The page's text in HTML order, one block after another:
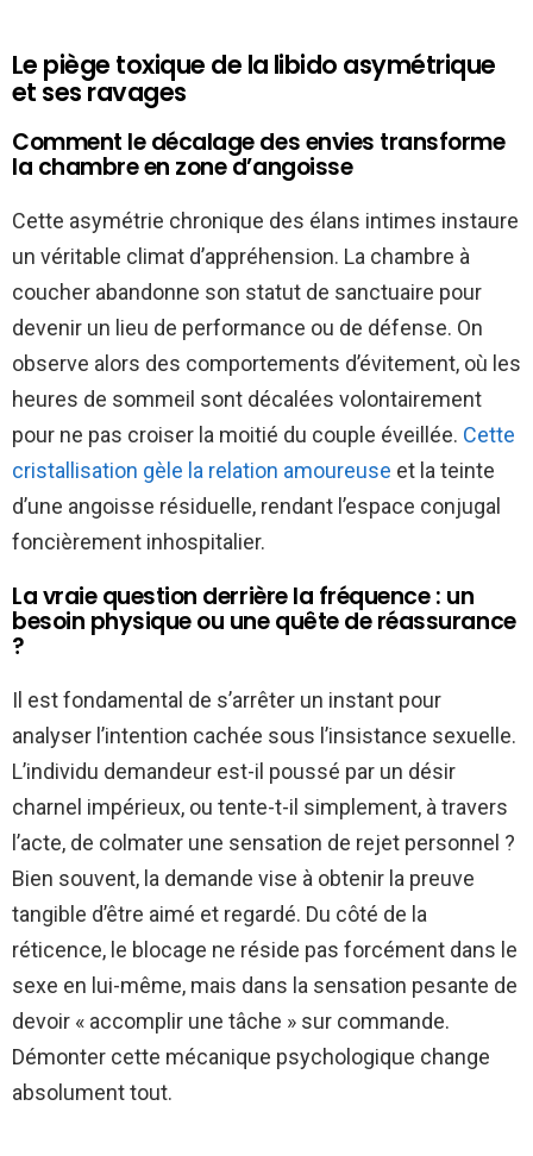
Le piège toxique de la libido asymétrique
et ses ravages
Comment le décalage des envies transforme
la chambre en zone d’angoisse
Cette asymétrie chronique des élans intimes instaure
un véritable climat d’appréhension. La chambre à
coucher abandonne son statut de sanctuaire pour
devenir un lieu de performance ou de défense. On
observe alors des comportements d’évitement, où les
heures de sommeil sont décalées volontairement
pour ne pas croiser la moitié du couple éveillée. Cette
cristallisation gèle la relation amoureuse et la teinte
d’une angoisse résiduelle, rendant l’espace conjugal
foncièrement inhospitalier.
La vraie question derrière la fréquence : un
besoin physique ou une quête de réassurance
?
Il est fondamental de s’arrêter un instant pour
analyser l’intention cachée sous l’insistance sexuelle.
L’individu demandeur est-il poussé par un désir
charnel impérieux, ou tente-t-il simplement, à travers
l’acte, de colmater une sensation de rejet personnel ?
Bien souvent, la demande vise à obtenir la preuve
tangible d’être aimé et regardé. Du côté de la
réticence, le blocage ne réside pas forcément dans le
sexe en lui-même, mais dans la sensation pesante de
devoir « accomplir une tâche » sur commande.
Démonter cette mécanique psychologique change
absolument tout.